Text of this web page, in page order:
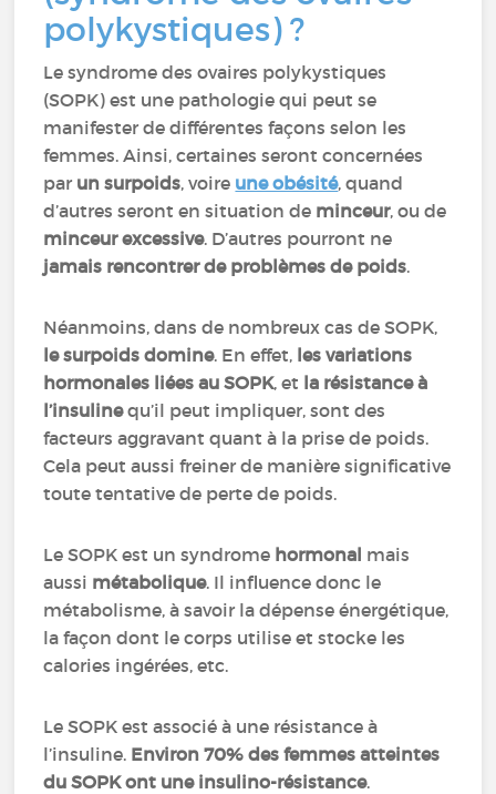
polykystiques) ?
Le syndrome des ovaires polykystiques
(SOPK) est une pathologie qui peut se
manifester de différentes façons selon les
femmes. Ainsi, certaines seront concernées
par un surpoids, voire une obésité, quand
d’autres seront en situation de minceur, ou de
minceur excessive. D’autres pourront ne
jamais rencontrer de problèmes de poids.
Néanmoins, dans de nombreux cas de SOPK,
le surpoids domine. En effet, les variations
hormonales liées au SOPK, et la résistance à
l’insulinequ’il peut impliquer, sont des
facteurs aggravant quant à la prise de poids.
Cela peut aussi freiner de manière significative
toute tentative de perte de poids.
Le SOPK est un syndrome hormonal mais
aussi métabolique. Il influence donc le
métabolisme, à savoir la dépense énergétique,
la façon dont le corps utilise et stocke les
calories ingérées, etc.
Le SOPK est associé à une résistance à
l’insuline. Environ 70% des femmes atteintes
du SOPK ont une insulino-résistance.